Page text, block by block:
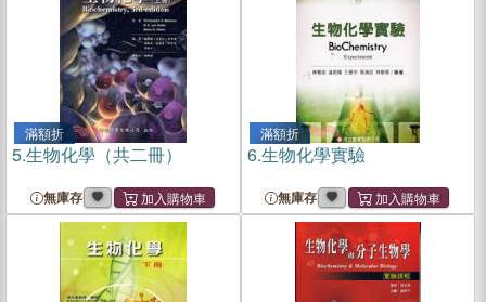
滿額折
5.生物化學（共二冊）
無庫存
滿額折
6.生物化學實驗
無庫存